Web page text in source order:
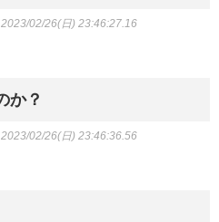
2023/02/26(日) 23:46:27.16
か？
2023/02/26(日) 23:46:36.56